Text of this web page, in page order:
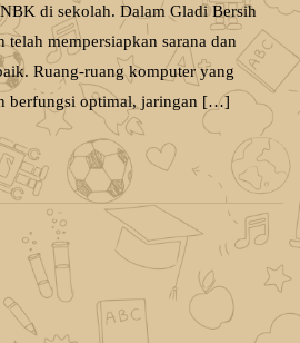
di sekolah. Dalam Gladi Bersih
mempersiapkan sarana dan
Ruang-ruang komputer yang
berfungsi optimal, jaringan […]